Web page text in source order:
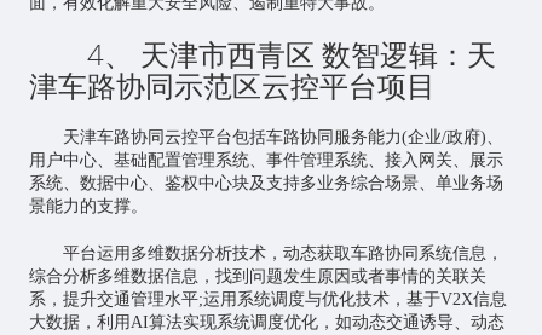
4、 天津市西青区 数智逻辑：天
津车路协同示范区云控平台项目
天津车路协同云控平台包括车路协同服务能力(企业/政府)、
用户中心、基础配置管理系统、事件管理系统、接入网关、展示
系统、数据中心、鉴权中心块及支持多业务综合场景、单业务场
景能力的支撑。
平台运用多维数据分析技术，动态获取车路协同系统信息，
综合分析多维数据信息，找到问题发生原因或者事情的关联关
系，提升交通管理水平;运用系统调度与优化技术，基于V2X信息
大数据，利用AI算法实现系统调度优化，如动态交通诱导、动态